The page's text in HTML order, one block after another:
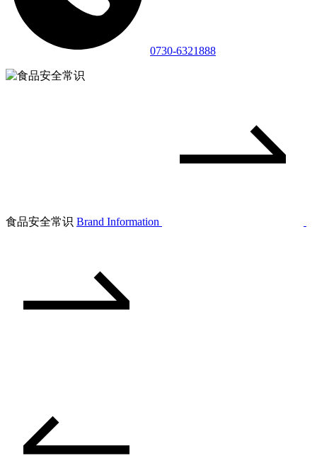
0730-6321888
食品安全常识 Brand Information